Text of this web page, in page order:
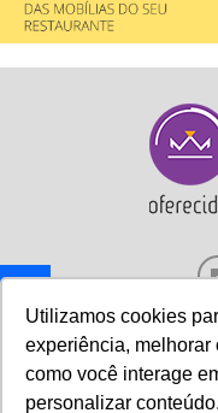
Utilizamos cookies
experiência,
como você interage
personalizar